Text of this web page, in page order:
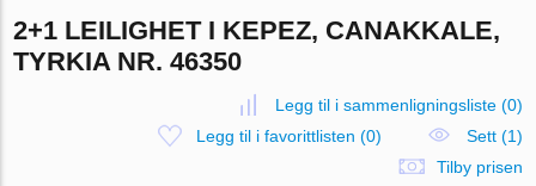
2+1 LEILIGHET I KEPEZ, CANAKKALE,
TYRKIA NR. 46350
Legg til i sammenligningsliste(0)
Legg til i favorittlisten (0)
Sett (1)
Tilby prisen